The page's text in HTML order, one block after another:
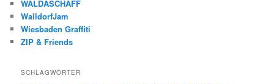
WALDASCHAFF
WalldorfJam
Wiesbaden Graffiti
ZIP & Friends
SCHLAGWÖRTER